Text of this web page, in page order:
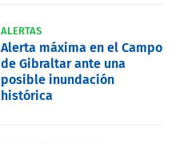
ALERTAS
Alerta máxima en el Campo
de Gibraltar ante una
posible inundación
histórica